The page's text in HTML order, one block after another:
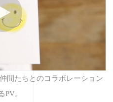
仲間たちとのコラボレーション
PV。